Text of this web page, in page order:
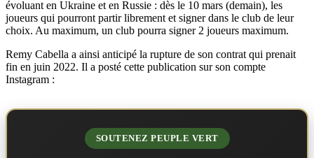
évoluant en Ukraine et en Russie : dès le 10 mars (demain), les
joueurs qui pourront partir librement et signer dans le club de leur
choix. Au maximum, un club pourra signer 2 joueurs maximum.
Remy Cabella a ainsi anticipé la rupture de son contrat qui prenait
fin en juin 2022. Il a posté cette publication sur son compte
Instagram :
SOUTENEZ PEUPLE VERT